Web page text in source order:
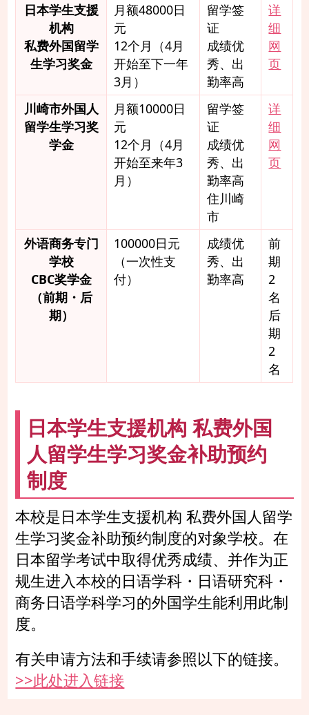
日本学生支援
机构
私费外国留学
生学习奖金
月额48000日
元
12个月（4月
开始至下一年
3月）
留学签
证
成绩优
秀、出
勤率高
详
细
网
页
川崎市外国人
留学生学习奖
学金
月额10000日
元
12个月（4月
开始至来年3
月）
留学签
证
成绩优
秀、出
勤率高
住川崎
市
详
细
网
页
外语商务专门
学校
CBC奖学金
（前期・后
期）
100000日元
（一次性支
付）
成绩优
秀、出
勤率高
前
期
2
名
后
期
2
名
日本学生支援机构 私费外国
人留学生学习奖金补助预约
制度
本校是日本学生支援机构 私费外国人留学
生学习奖金补助预约制度的对象学校。在
日本留学考试中取得优秀成绩、并作为正
规生进入本校的日语学科・日语研究科・
商务日语学科学习的外国学生能利用此制
度。
有关申请方法和手续请参照以下的链接。
>>此处进入链接